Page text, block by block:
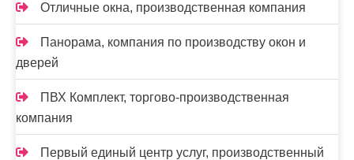
Отличные окна, производственная компания
Панорама, компания по производству окон и
дверей
ПВХ Комплект, торгово-производственная
компания
Первый единый центр услуг, производственный